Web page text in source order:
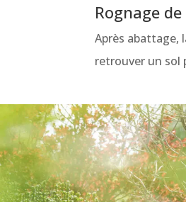
Rognage
Après abattage,
retrouver un sol